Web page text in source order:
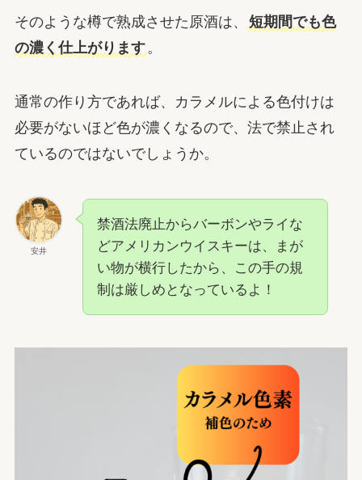
そのような樽で熟成させた原酒は、
短期間でも色
の濃く仕上がります 。
通常の作り方であれば、カラメルによる色付けは
必要がないほど色が濃くなるので、法で禁止され
ているのではないでしょうか。
安井
禁酒法廃止からバーボンやライな
どアメリカンウイスキーは、まが
い物が横行したから、この手の規
制は厳しめとなっているよ！